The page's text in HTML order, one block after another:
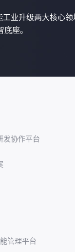
业升级两大核心
座。
发协作平台
管理平台